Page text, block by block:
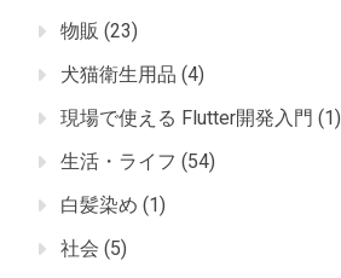
物販 (23)
犬猫衛生用品 (4)
現場で使える Flutter開発入門 (1)
生活・ライフ (54)
白髪染め (1)
社会 (5)